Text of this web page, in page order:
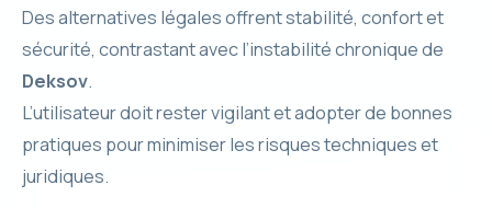
Des alternatives légales offrent stabilité, confort et
sécurité, contrastant avec l’instabilité chronique de
Deksov.
L’utilisateur doit rester vigilant et adopter de bonnes
pratiques pour minimiser les risques techniques et
juridiques.